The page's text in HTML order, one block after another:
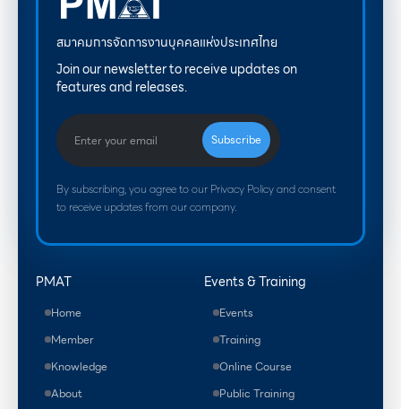
สมาคมการจัดการงานบุคคลแห่งประเทศไทย
Join our newsletter to receive updates on
features and releases.
By subscribing, you agree to our Privacy Policy and consent
to receive updates from our company.
PMAT
Home
Member
Knowledge
About
Events & Training
Events
Training
Online Course
Public Training